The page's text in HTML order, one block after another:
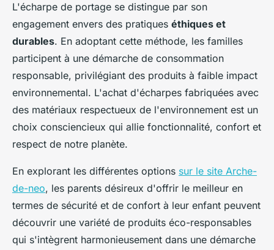
L'écharpe de portage se distingue par son
engagement envers des pratiques éthiques et
durables. En adoptant cette méthode, les familles
participent à une démarche de consommation
responsable, privilégiant des produits à faible impact
environnemental. L'achat d'écharpes fabriquées avec
des matériaux respectueux de l'environnement est un
choix consciencieux qui allie fonctionnalité, confort et
respect de notre planète.
En explorant les différentes options sur le site Arche-
de-neo, les parents désireux d'offrir le meilleur en
termes de sécurité et de confort à leur enfant peuvent
découvrir une variété de produits éco-responsables
qui s'intègrent harmonieusement dans une démarche